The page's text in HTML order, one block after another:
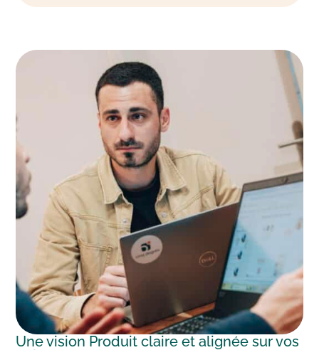
Une vision Produit claire et alignée sur vos